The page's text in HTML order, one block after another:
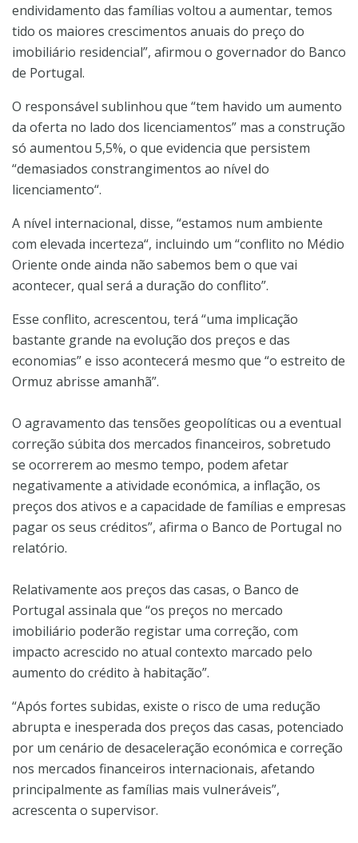
endividamento das famílias voltou a aumentar, temos
tido os maiores crescimentos anuais do preço do
imobiliário residencial”, afirmou o governador do Banco
de Portugal.
O responsável sublinhou que “tem havido um aumento
da oferta no lado dos licenciamentos” mas a construção
só aumentou 5,5%, o que evidencia que persistem
“demasiados constrangimentos ao nível do
licenciamento“.
A nível internacional, disse, “estamos num ambiente
com elevada incerteza“, incluindo um “conflito no Médio
Oriente onde ainda não sabemos bem o que vai
acontecer, qual será a duração do conflito”.
Esse conflito, acrescentou, terá “uma implicação
bastante grande na evolução dos preços e das
economias” e isso acontecerá mesmo que “o estreito de
Ormuz abrisse amanhã”.
O agravamento das tensões geopolíticas ou a eventual
correção súbita dos mercados financeiros, sobretudo
se ocorrerem ao mesmo tempo, podem afetar
negativamente a atividade económica, a inflação, os
preços dos ativos e a capacidade de famílias e empresas
pagar os seus créditos”, afirma o Banco de Portugal no
relatório.
Relativamente aos preços das casas, o Banco de
Portugal assinala que “os preços no mercado
imobiliário poderão registar uma correção, com
impacto acrescido no atual contexto marcado pelo
aumento do crédito à habitação”.
“Após fortes subidas, existe o risco de uma redução
abrupta e inesperada dos preços das casas, potenciado
por um cenário de desaceleração económica e correção
nos mercados financeiros internacionais, afetando
principalmente as famílias mais vulneráveis”,
acrescenta o supervisor.